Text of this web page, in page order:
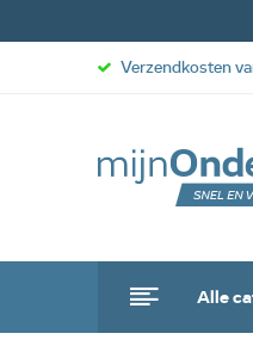
Alle
Verzendkosten